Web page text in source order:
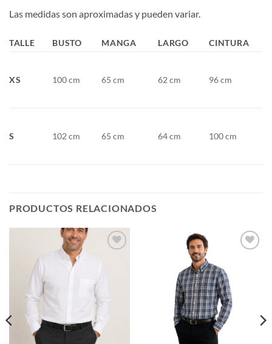
Las medidas son aproximadas y pueden variar.
TALLE BUSTO MANGA LARGO CINTURA
XS 100 cm 65 cm 62 cm 96 cm
S 102 cm 65 cm 64 cm 100 cm
PRODUCTOS RELACIONADOS